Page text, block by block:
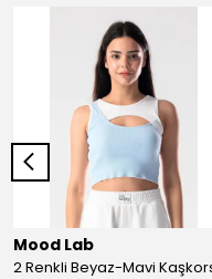
Mood Lab